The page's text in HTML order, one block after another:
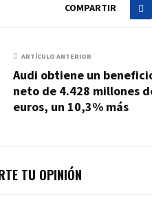
COMPARTIR
ARTÍCULO ANTERIOR
Audi obtiene un
neto de 4.428 millones
euros, un 10,3% más
TU OPINIÓN